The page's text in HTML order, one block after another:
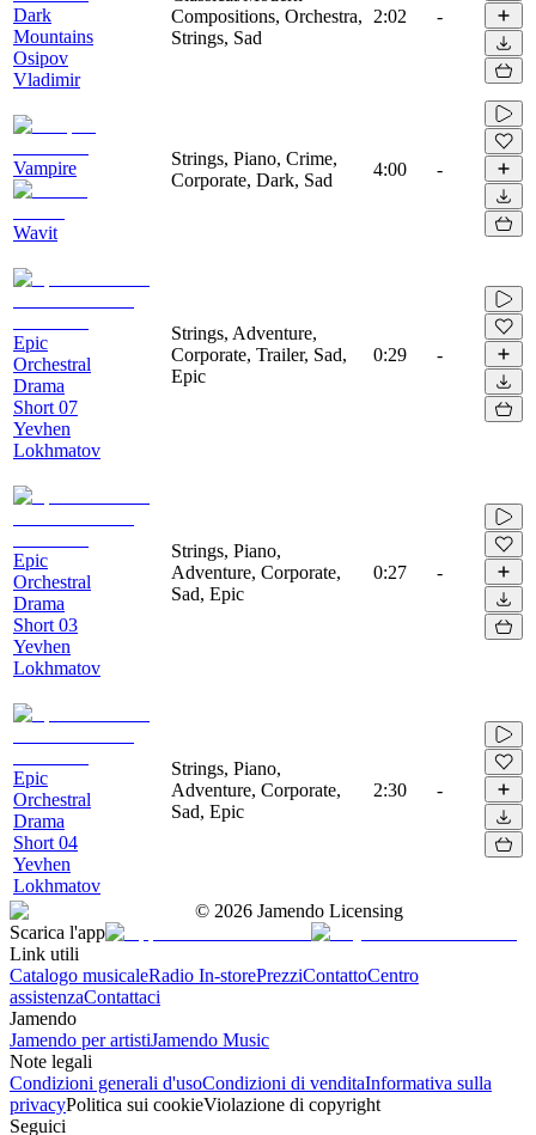
Dark
Mountains
Osipov
Vladimir
Compositions, Orchestra,
Strings, Sad
2:02 -
Vampire
Wavit
Strings, Piano, Crime,
Corporate, Dark, Sad
4:00 -
Epic
Orchestral
Drama
Short 07
Yevhen
Lokhmatov
Strings, Adventure,
Corporate, Trailer, Sad,
Epic
0:29 -
Epic
Orchestral
Drama
Short 03
Yevhen
Lokhmatov
Strings, Piano,
Adventure, Corporate,
Sad, Epic
0:27 -
Epic
Orchestral
Drama
Short 04
Yevhen
Lokhmatov
Strings, Piano,
Adventure, Corporate,
Sad, Epic
2:30 -
© 2026 Jamendo Licensing
Scarica l'app
Link utili
Catalogo musicaleRadio In-storePrezziContattoCentro
assistenzaContattaci
Jamendo
Jamendo per artistiJamendo Music
Note legali
Condizioni generali d'usoCondizioni di venditaInformativa sulla
privacyPolitica sui cookieViolazione di copyright
Seguici